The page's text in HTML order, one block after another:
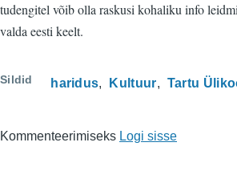
tudengitel võib olla raskusi kohaliku info
valda eesti keelt.
Sildid haridus Kultuur Tartu
Kommenteerimiseks Logi sisse